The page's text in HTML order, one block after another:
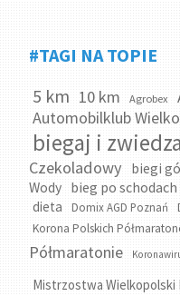
#TAGI NA TOPIE
5 km 10 km Agrobex
Automobilklub
biegaj i
Czekoladowy
biegi
Wody bieg po schodach
dieta Domix AGD Poznań
Korona Polskich
Półmaratonie
Mistrzostwa Wielkopolski